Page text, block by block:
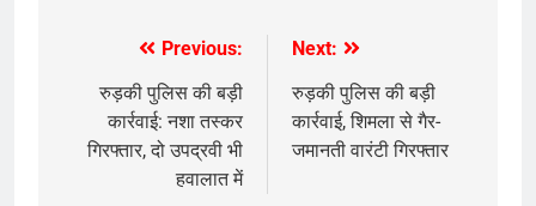
navigation
Previous:
रुड़की पुलिस की बड़ी
कार्रवाई: नशा तस्कर
गिरफ्तार, दो उपद्रवी भी
हवालात में
Next:
रुड़की पुलिस की बड़ी
कार्रवाई, शिमला से गैर-
जमानती वारंटी गिरफ्तार